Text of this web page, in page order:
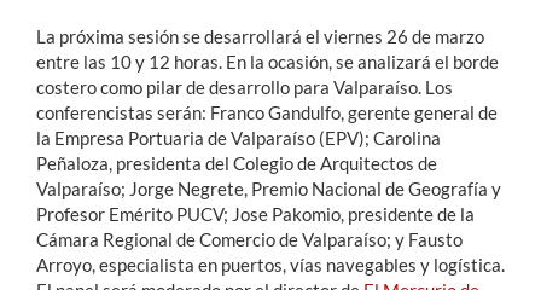
La próxima sesión se desarrollará el viernes 26 de marzo
entre las 10 y 12 horas. En la ocasión, se analizará el borde
costero como pilar de desarrollo para Valparaíso. Los
conferencistas serán: Franco Gandulfo, gerente general de
la Empresa Portuaria de Valparaíso (EPV); Carolina
Peñaloza, presidenta del Colegio de Arquitectos de
Valparaíso; Jorge Negrete, Premio Nacional de Geografía y
Profesor Emérito PUCV; Jose Pakomio, presidente de la
Cámara Regional de Comercio de Valparaíso; y Fausto
Arroyo, especialista en puertos, vías navegables y logística.